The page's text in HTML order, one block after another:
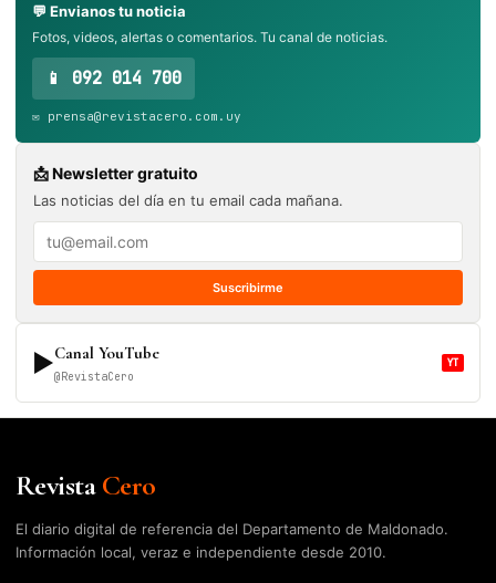
💬 Envianos tu noticia
Fotos, videos, alertas o comentarios. Tu canal de noticias.
📱 092 014 700
✉️ prensa@revistacero.com.uy
📩 Newsletter gratuito
Las noticias del día en tu email cada mañana.
Suscribirme
▶Canal YouTube
@RevistaCero
YT
RevistaCero
El diario digital de referencia del Departamento de Maldonado.
Información local, veraz e independiente desde 2010.